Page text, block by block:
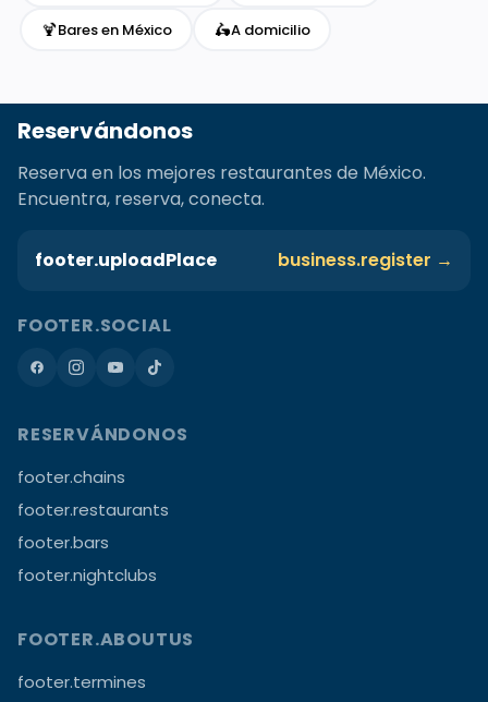
🍹Bares en México 🛵A domicilio
Reservándonos
Reserva en los mejores restaurantes de México.
Encuentra, reserva, conecta.
footer.uploadPlace business.register →
FOOTER.SOCIAL
RESERVÁNDONOS
footer.chains
footer.restaurants
footer.bars
footer.nightclubs
FOOTER.ABOUTUS
footer.termines